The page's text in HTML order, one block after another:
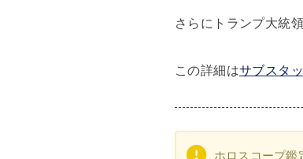
さらにトランプ大統
この詳細はサブスタ
ホロスコープ鑑